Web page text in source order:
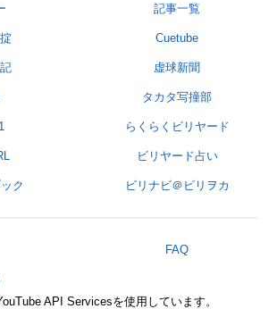
記事一覧
Cuetube
虚球新聞
タカタ写撞部
らくらくビリヤード
ビリヤード占い
ク ビリナビ＠ビリヲカ
FAQ
API Servicesを使用しています。